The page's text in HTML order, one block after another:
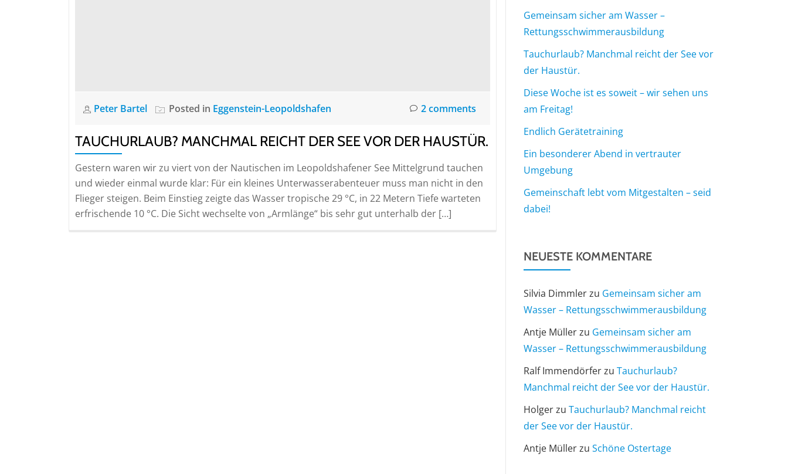
Peter Bartel Posted in Eggenstein-Leopoldshafen 2 comments
TAUCHURLAUB? MANCHMAL REICHT DER SEE VOR DER HAUSTÜR.
Gestern waren wir zu viert von der Nautischen im Leopoldshafener See Mittelgrund tauchen
und wieder einmal wurde klar: Für ein kleines Unterwasserabenteuer muss man nicht in den
Flieger steigen. Beim Einstieg zeigte das Wasser tropische 29 °C, in 22 Metern Tiefe warteten
erfrischende 10 °C. Die Sicht wechselte von „Armlänge“ bis sehr gut unterhalb der […]
Gemeinsam sicher am Wasser –
Rettungsschwimmerausbildung
Tauchurlaub? Manchmal reicht der See vor
der Haustür.
Diese Woche ist es soweit – wir sehen uns
am Freitag!
Endlich Gerätetraining
Ein besonderer Abend in vertrauter
Umgebung
Gemeinschaft lebt vom Mitgestalten – seid
dabei!
NEUESTE KOMMENTARE
Silvia Dimmlerzu Gemeinsam sicher am
Wasser – Rettungsschwimmerausbildung
Antje Müllerzu Gemeinsam sicher am
Wasser – Rettungsschwimmerausbildung
Ralf Immendörferzu Tauchurlaub?
Manchmal reicht der See vor der Haustür.
Holgerzu Tauchurlaub? Manchmal reicht
der See vor der Haustür.
Antje Müllerzu Schöne Ostertage